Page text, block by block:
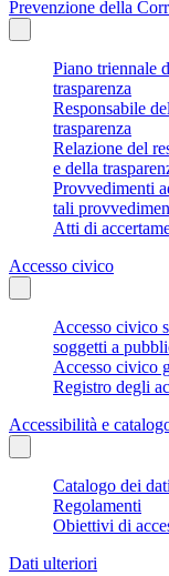
Prevenzione della
Piano triennale
trasparenza
Responsabile
trasparenza
Relazione del
e della
Provvedimenti
tali
Atti di
Accesso civico
Accesso civico
soggetti a
Accesso civico
Registro degli
Accessibilità e
Catalogo dei
Regolamenti
Obiettivi di
Dati ulteriori